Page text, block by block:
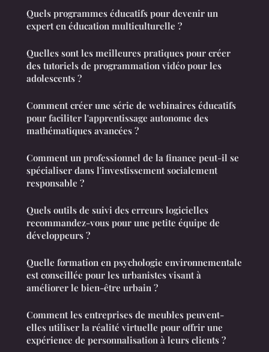
Quels programmes éducatifs pour devenir un
expert en éducation multiculturelle ?
Quelles sont les meilleures pratiques pour créer
des tutoriels de programmation vidéo pour les
adolescents ?
Comment créer une série de webinaires éducatifs
pour faciliter l'apprentissage autonome des
mathématiques avancées ?
Comment un professionnel de la finance peut-il se
spécialiser dans l'investissement socialement
responsable ?
Quels outils de suivi des erreurs logicielles
recommandez-vous pour une petite équipe de
développeurs ?
Quelle formation en psychologie environnementale
est conseillée pour les urbanistes visant à
améliorer le bien-être urbain ?
Comment les entreprises de meubles peuvent-
elles utiliser la réalité virtuelle pour offrir une
expérience de personnalisation à leurs clients ?